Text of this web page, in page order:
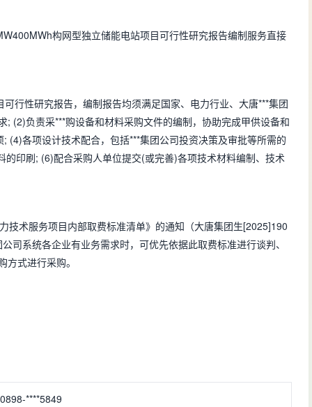
构网型独立储能电站项目可行性研究报告编制服务直接
行性研究报告，编制报告均须满足国家、电力行业、大唐***集团
(2)负责采***购设备和材料采购文件的编制，协助完成甲供设备和
(4)各项设计技术配合，包括***集团公司投资决策及审批等所需的
印刷; (6)配合采购人单位提交(或完善)各项技术材料编制、技术
技术服务项目内部取费标准清单》的通知（大唐集团生[2025]190
司系统各企业有业务需求时，可优先依据此取费标准进行谈判、
式进行采购。
0898-****5849